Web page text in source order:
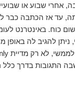
אחרי שבוע או
עד אז הכתבה כבר
כוח. באינטרנט
להגיב לה באופן
התגובות בדרך